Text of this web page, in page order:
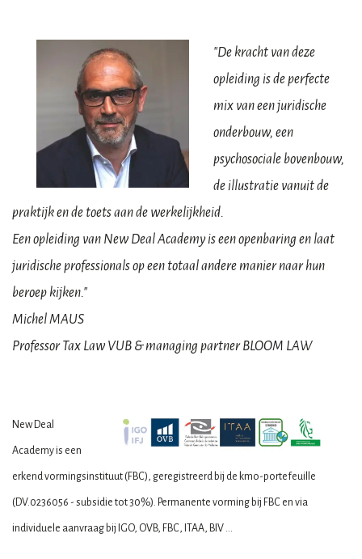
"De kracht van deze
opleiding is de perfecte
mix van een juridische
onderbouw, een
psychosociale bovenbouw,
de illustratie vanuit de
praktijk en de toets aan de werkelijkheid.
Een opleiding van New Deal Academy is een openbaring en laat
juridische professionals op een totaal andere manier naar hun
beroep kijken."
Michel MAUS
Professor Tax Law VUB & managing partner BLOOM LAW
New Deal
Academy is een
erkend vormingsinstituut (FBC), geregistreerd bij de kmo-portefeuille
(DV.0236056 - subsidie tot 30%). Permanente vorming bij FBC en via
individuele aanvraag bij IGO, OVB, FBC, ITAA, BIV ...